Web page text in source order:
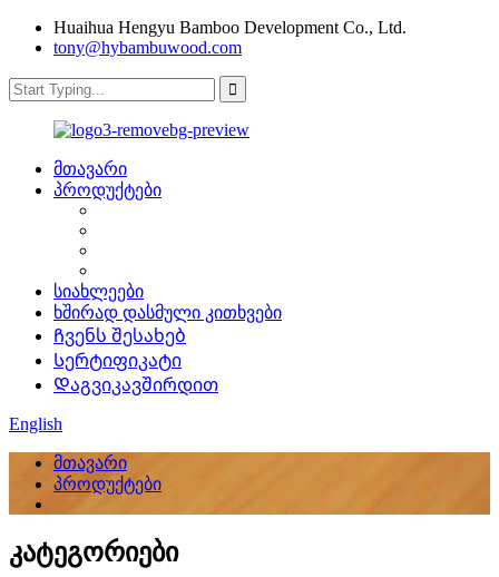
Huaihua Hengyu Bamboo Development Co., Ltd.
tony@hybambuwood.com
მთავარი
პროდუქტები
სიახლეები
ხშირად დასმული კითხვები
Ჩვენს შესახებ
Სერტიფიკატი
Დაგვიკავშირდით
English
მთავარი
პროდუქტები
კატეგორიები